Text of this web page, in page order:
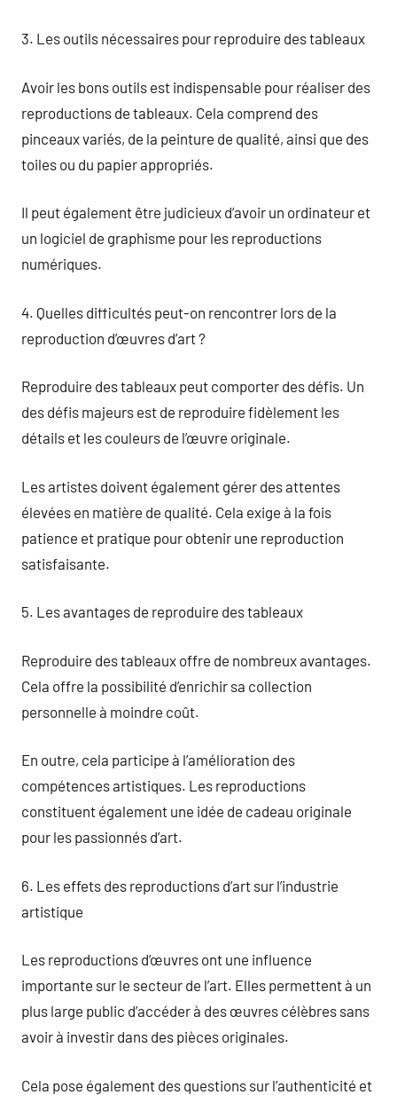
3. Les outils nécessaires pour reproduire des tableaux
Avoir les bons outils est indispensable pour réaliser des
reproductions de tableaux. Cela comprend des
pinceaux variés, de la peinture de qualité, ainsi que des
toiles ou du papier appropriés.
Il peut également être judicieux d’avoir un ordinateur et
un logiciel de graphisme pour les reproductions
numériques.
4. Quelles difficultés peut-on rencontrer lors de la
reproduction d’œuvres d’art ?
Reproduire des tableaux peut comporter des défis. Un
des défis majeurs est de reproduire fidèlement les
détails et les couleurs de l’œuvre originale.
Les artistes doivent également gérer des attentes
élevées en matière de qualité. Cela exige à la fois
patience et pratique pour obtenir une reproduction
satisfaisante.
5. Les avantages de reproduire des tableaux
Reproduire des tableaux offre de nombreux avantages.
Cela offre la possibilité d’enrichir sa collection
personnelle à moindre coût.
En outre, cela participe à l’amélioration des
compétences artistiques. Les reproductions
constituent également une idée de cadeau originale
pour les passionnés d’art.
6. Les effets des reproductions d’art sur l’industrie
artistique
Les reproductions d’œuvres ont une influence
importante sur le secteur de l’art. Elles permettent à un
plus large public d’accéder à des œuvres célèbres sans
avoir à investir dans des pièces originales.
Cela pose également des questions sur l’authenticité et